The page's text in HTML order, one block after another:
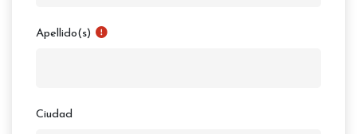
Apellido(s)
Ciudad